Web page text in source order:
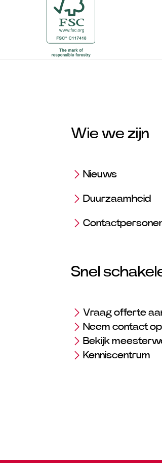
Wie we zijn
Nieuws
Duurzaamheid
Snel
Vraag offerte
Neem contact op
Bekijk
Kenniscentrum